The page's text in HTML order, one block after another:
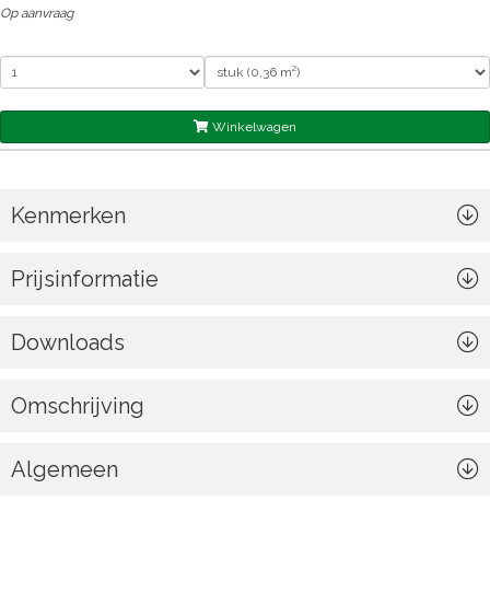
Op aanvraag
Winkelwagen
Kenmerken
Prijsinformatie
Downloads
Omschrijving
Algemeen